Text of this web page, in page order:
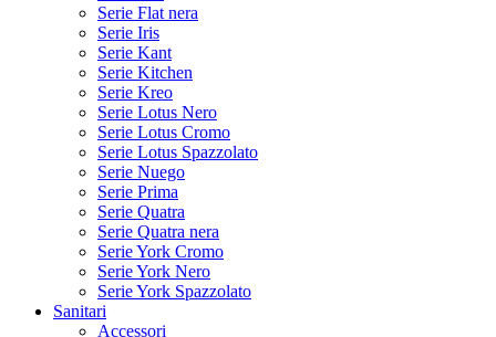
Serie Flat nera
Serie Iris
Serie Kant
Serie Kitchen
Serie Kreo
Serie Lotus Nero
Serie Lotus Cromo
Serie Lotus Spazzolato
Serie Nuego
Serie Prima
Serie Quatra
Serie Quatra nera
Serie York Cromo
Serie York Nero
Serie York Spazzolato
Sanitari
Accessori